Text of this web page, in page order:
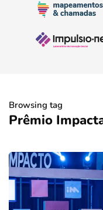
Browsing tag
Prêmio